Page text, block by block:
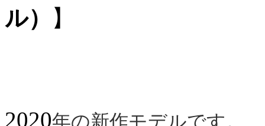
ル）
】
2020年の新作モデルです。